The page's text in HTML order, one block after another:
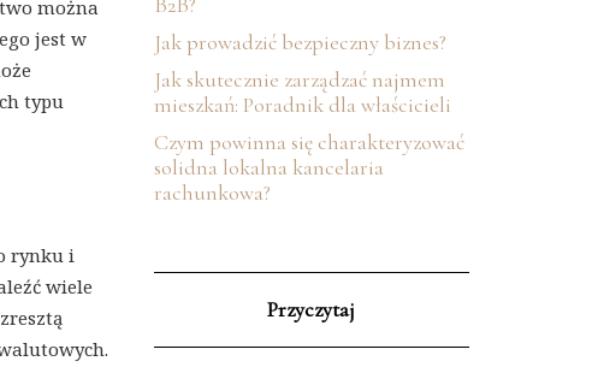
można
jest w
typu
rynku i
wiele
Jak prowadzić bezpieczny biznes?
Jak skutecznie zarządzać najmem
mieszkań: Poradnik dla właścicieli
Czym powinna się charakteryzować
solidna lokalna kancelaria
rachunkowa?
Przyczytaj